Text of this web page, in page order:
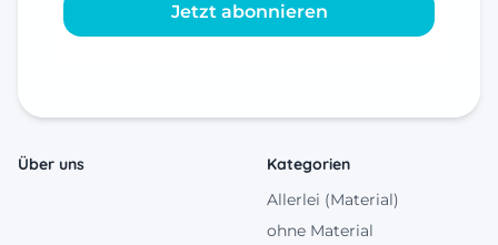
Jetzt abonnieren
Über uns
Kategorien
Allerlei (Material)
ohne Material